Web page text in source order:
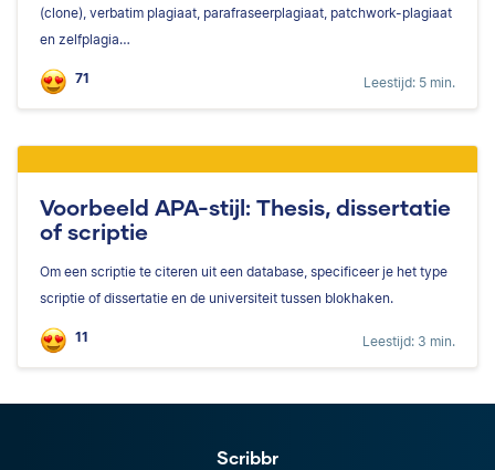
(clone), verbatim plagiaat, parafraseerplagiaat, patchwork-plagiaat
en zelfplagia…
71 Leestijd: 5 min.
Voorbeeld APA-stijl: Thesis, dissertatie
of scriptie
Om een scriptie te citeren uit een database, specificeer je het type
scriptie of dissertatie en de universiteit tussen blokhaken.
11 Leestijd: 3 min.
Scribbr